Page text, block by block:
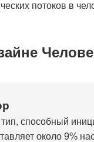
потоков в
способный
около 9%